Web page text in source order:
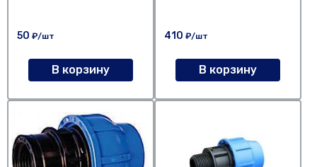
50 ₽/шт
В корзину
410 ₽/шт
В корзину